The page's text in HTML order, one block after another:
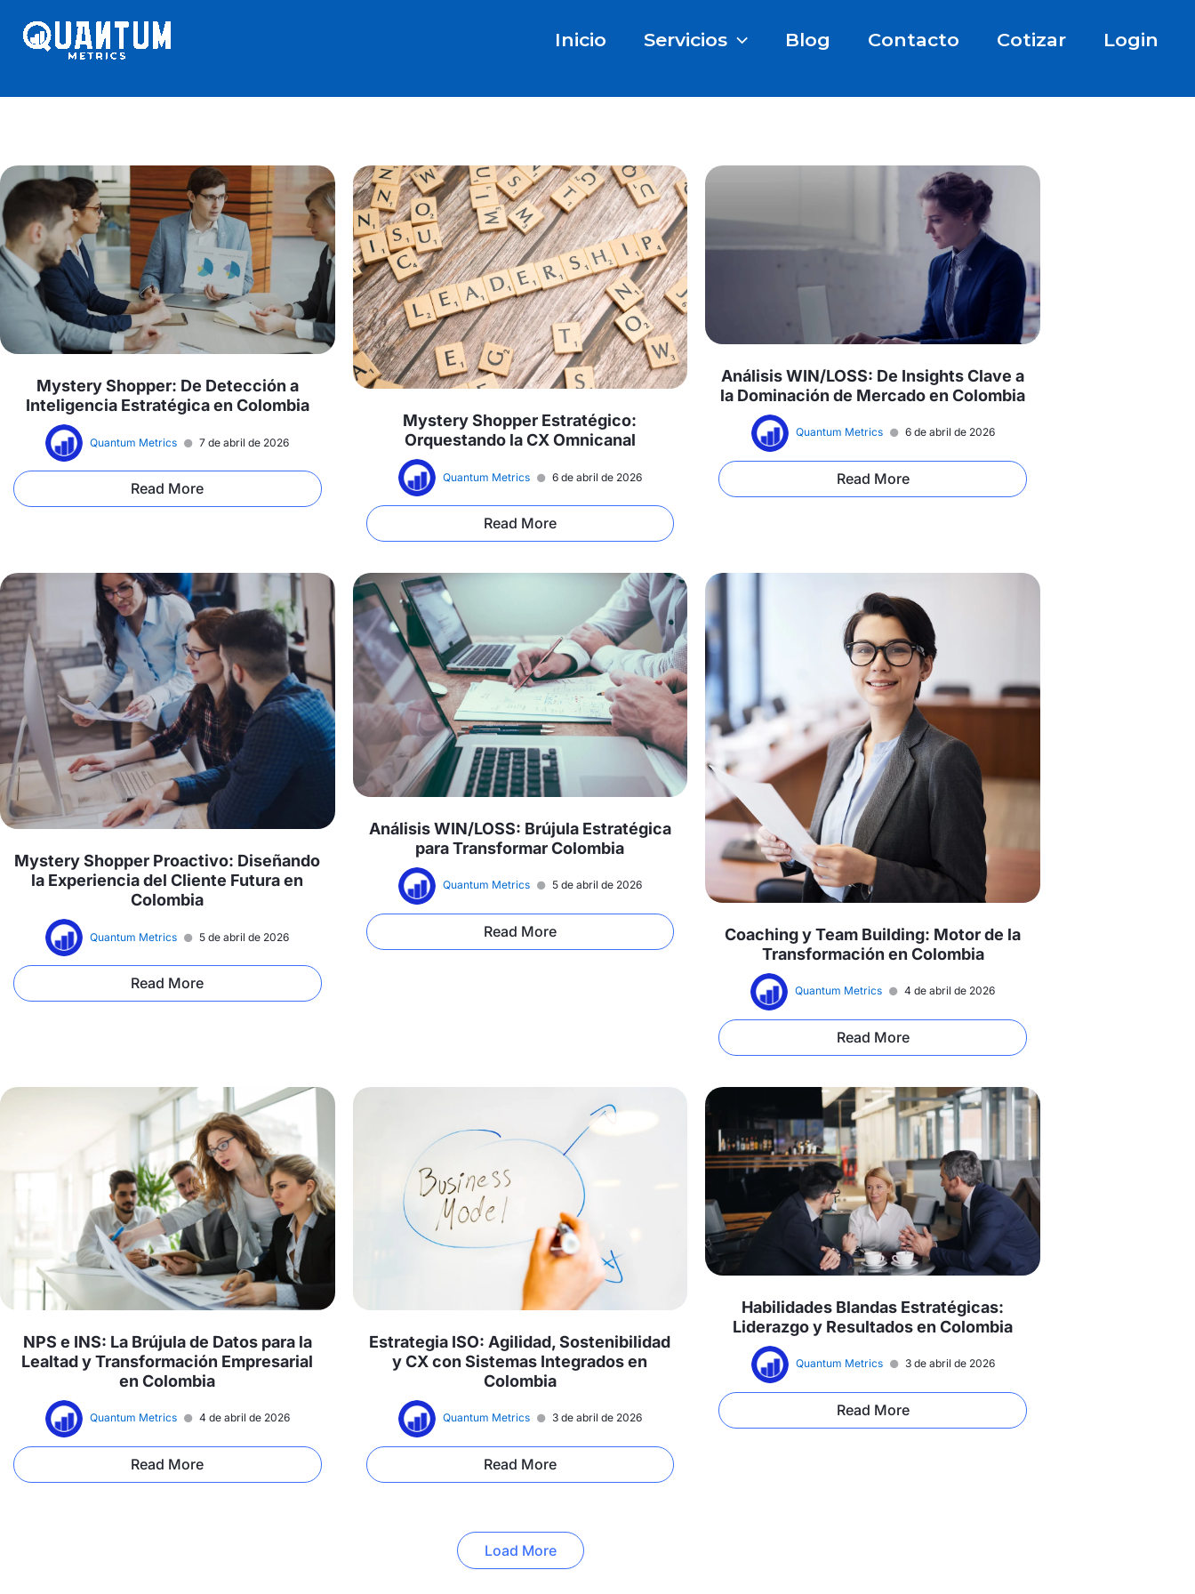
contenido
Inicio Servicios Blog Contacto Cotizar Login
Mystery Shopper: De Detección a
Inteligencia Estratégica en Colombia
Quantum Metrics 7 de abril de 2026
Read More
Mystery Shopper Estratégico:
Orquestando la CX Omnicanal
Quantum Metrics 6 de abril de 2026
Read More
Análisis WIN/LOSS: De Insights Clave a
la Dominación de Mercado en Colombia
Quantum Metrics 6 de abril de 2026
Read More
Mystery Shopper Proactivo: Diseñando
la Experiencia del Cliente Futura en
Colombia
Quantum Metrics 5 de abril de 2026
Read More
Análisis WIN/LOSS: Brújula Estratégica
para Transformar Colombia
Quantum Metrics 5 de abril de 2026
Read More
Coaching y Team Building: Motor de la
Transformación en Colombia
Quantum Metrics 4 de abril de 2026
Read More
NPS e INS: La Brújula de Datos para la
Lealtad y Transformación Empresarial
en Colombia
Quantum Metrics 4 de abril de 2026
Read More
Estrategia ISO: Agilidad, Sostenibilidad
y CX con Sistemas Integrados en
Colombia
Quantum Metrics 3 de abril de 2026
Read More
Habilidades Blandas Estratégicas:
Liderazgo y Resultados en Colombia
Quantum Metrics 3 de abril de 2026
Read More
Load More